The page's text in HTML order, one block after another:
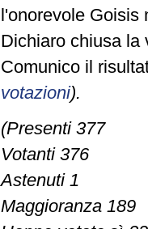
l'onorevole Goisis
Dichiaro chiusa la
Comunico il
votazioni).
(Presenti 377
Votanti 376
Astenuti 1
Maggioranza 189